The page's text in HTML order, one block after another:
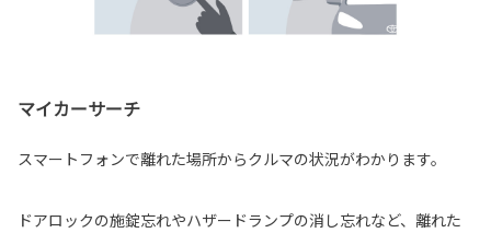
マイカーサーチ
スマートフォンで離れた場所からクルマの状況がわかります。
ドアロックの施錠忘れやハザードランプの消し忘れなど、離れた